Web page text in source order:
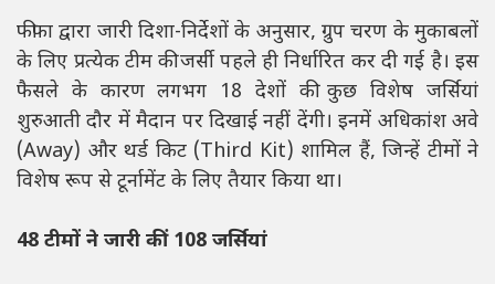
फीफा द्वारा जारी दिशा-निर्देशों के अनुसार, ग्रुप चरण के मुकाबलों
के लिए प्रत्येक टीम की जर्सी पहले ही निर्धारित कर दी गई है। इस
फैसले के कारण लगभग 18 देशों की कुछ विशेष जर्सियां
शुरुआती दौर में मैदान पर दिखाई नहीं देंगी। इनमें अधिकांश अवे
(Away) और थर्ड किट (Third Kit) शामिल हैं, जिन्हें टीमों ने
विशेष रूप से टूर्नामेंट के लिए तैयार किया था।
48 टीमों ने जारी कीं 108 जर्सियां